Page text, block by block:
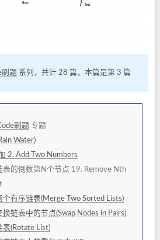
刷题 系列，共计 28 篇，本篇是第 3 篇
刷题 专题
Water)
2. Add Two Numbers
表的倒数第N个节点 19. Remove Nth
个有序链表(Merge Two Sorted Lists)
换链表中的节点(Swap Nodes in Pairs)
表(Rotate List)